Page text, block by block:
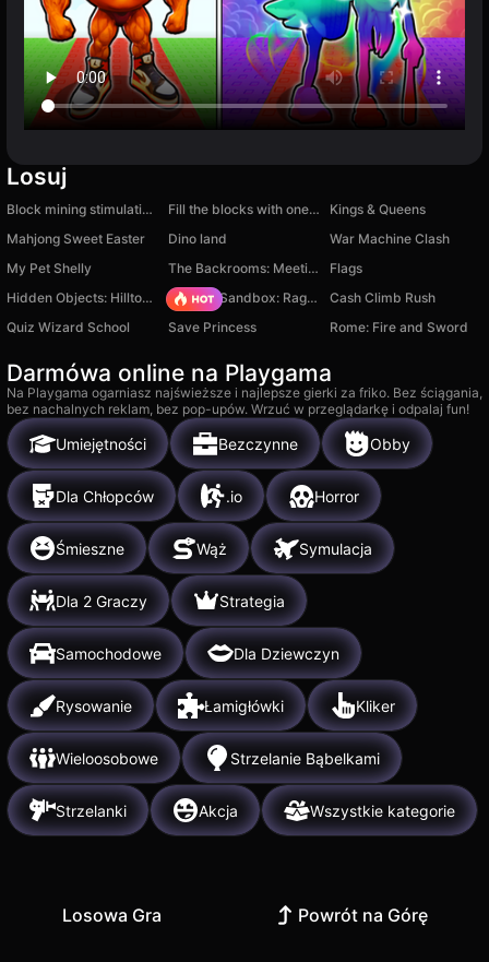
Losuj
Block mining stimulation clicker Fill the blocks with one line
Kings & Queens
Mahjong Sweet Easter
Dino land
War Machine Clash
My Pet Shelly
The Backrooms: Meeting with Italian Neuro Animals
Flags
Hidden Objects: Hilltop Manor
Sprunki Sandbox: Ragdoll Playground Mode
Cash Climb Rush
Quiz Wizard School
Save Princess Rome: Fire and Sword
Darmówa online na Playgama
Na Playgama ogarniasz najświeższe i najlepsze gierki za friko. Bez ściągania,
bez nachalnych reklam, bez pop-upów. Wrzuć w przeglądarkę i odpalaj fun!
Umiejętności Bezczynne Obby
Dla Chłopców .io Horror
Śmieszne Wąż Symulacja
Dla 2 Graczy Strategia
Samochodowe Dla Dziewczyn
Rysowanie Łamigłówki Kliker
Wieloosobowe Strzelanie Bąbelkami
Strzelanki Akcja Wszystkie kategorie
Losowa Gra Powrót na Górę